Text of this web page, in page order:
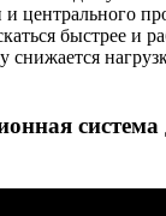
центрального
быстрее и
снижается